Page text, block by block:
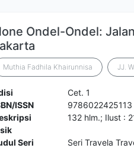
Ondel-Ondel:
Muthia Fadhila Khairunnisa JJ.
Cet. 1
ISSN
9786022425113
132 hlm.; Ilust :
Seri
Seri Travela